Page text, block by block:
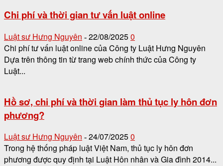
Chi phí và thời gian tư vấn luật online
Luật sư Hưng Nguyên - 22/08/20250
Chi phí tư vấn luật online của Công ty Luật Hưng Nguyên
Dựa trên thông tin từ trang web chính thức của Công ty
Luật...
Hồ sơ, chi phí và thời gian làm thủ tục ly hôn đơn
phương?
Luật sư Hưng Nguyên - 24/07/20250
Trong hệ thống pháp luật Việt Nam, thủ tục ly hôn đơn
phương được quy định tại Luật Hôn nhân và Gia đình 2014...